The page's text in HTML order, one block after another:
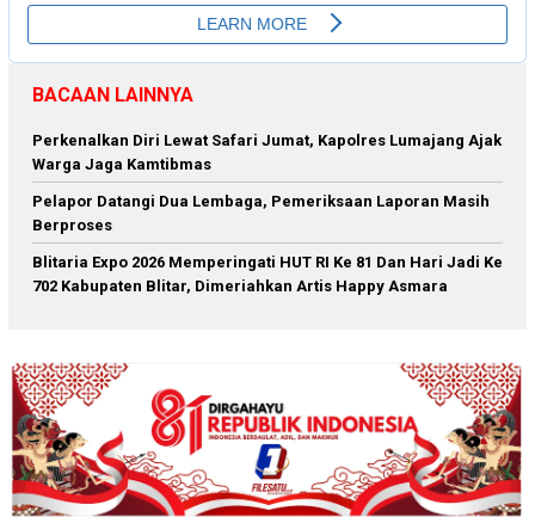
BACAAN LAINNYA
Perkenalkan Diri Lewat Safari Jumat, Kapolres Lumajang Ajak
Warga Jaga Kamtibmas
Pelapor Datangi Dua Lembaga, Pemeriksaan Laporan Masih
Berproses
Blitaria Expo 2026 Memperingati HUT RI Ke 81 Dan Hari Jadi Ke
702 Kabupaten Blitar, Dimeriahkan Artis Happy Asmara